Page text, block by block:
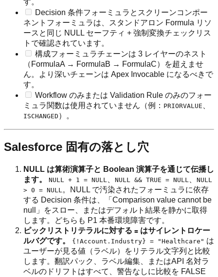
Decision 条件フォーミュラとスクリーンコンポー
ネントフォーミュラは、スタンドアロン Formula リソ
ースと同じ NULL セーフティ + 強制変換チェックリス
トで確認されています。
構成フォーミュラチェーンは 3 レイヤーのネスト
（FormulaA → FormulaB → FormulaC）を超えませ
ん。より深いチェーンは Apex Invocable になるべきで
す。
Workflow のみまたは Validation Rule のみのフォー
ミュラ関数は使用されていません（例： PRIORVALUE
ISCHANGED ）。
Salesforce 固有の落とし穴
NULL は算術演算子と Boolean 演算子を通じて伝播し
ます。
NULL + 1 = NULL NULL && TRUE = NULL
NULL
> 0 = NULL。NULL で汚染されたフォーミュラに依存
する Decision 条件は、「Comparison value cannot be
null」をスロー、またはデフォルト結果を静かに取得
します。どちらも P1 本番環境障害です。
ピックリストリテラルに対する = はサイレントロケー
ルバグです。
{!Account.Industry} = "Healthcare" は
ユーザーが見る値（ラベル）をリテラル文字列と比較
します。翻訳パック、ラベル編集、またはAPI 名対ラ
ベルのドリフトはすべて、警告なしに比較を FALSE